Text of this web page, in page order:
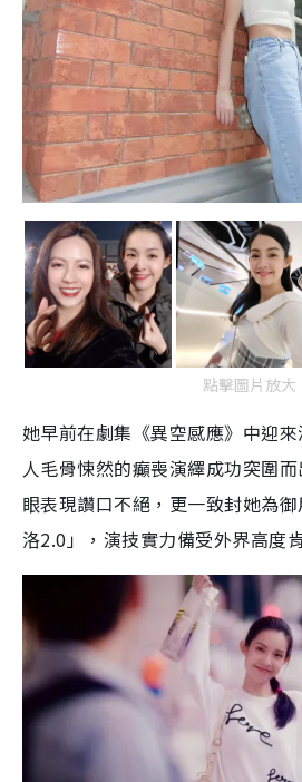
點擊圖片放大
她早前在劇集《異空感應》中迎
人毛骨悚然的癲喪演繹成功突圍
眼表現讚口不絕，更一致封她為
洛2.0」，演技實力備受外界高度